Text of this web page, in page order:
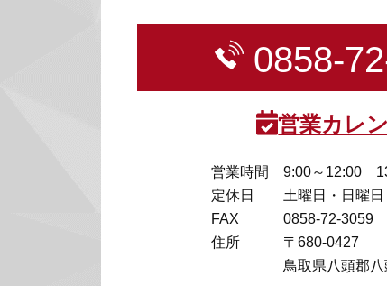
0858-
営業カレ
営業時間
9:00～12:00
定休日
土曜日・日曜日
FAX
0858-72-3059
住所
〒680-0427
鳥取県八頭郡